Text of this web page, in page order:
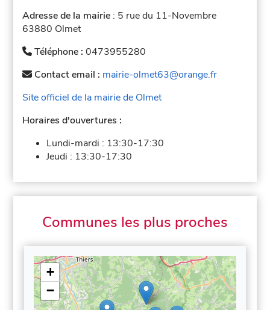
Adresse de la mairie : 5 rue du 11-Novembre
63880 Olmet
Téléphone :0473955280
Contact email : mairie-olmet63@orange.fr
Site officiel de la mairie de Olmet
Horaires d'ouvertures :
Lundi-mardi : 13:30-17:30
Jeudi : 13:30-17:30
Communes les plus proches
+
−